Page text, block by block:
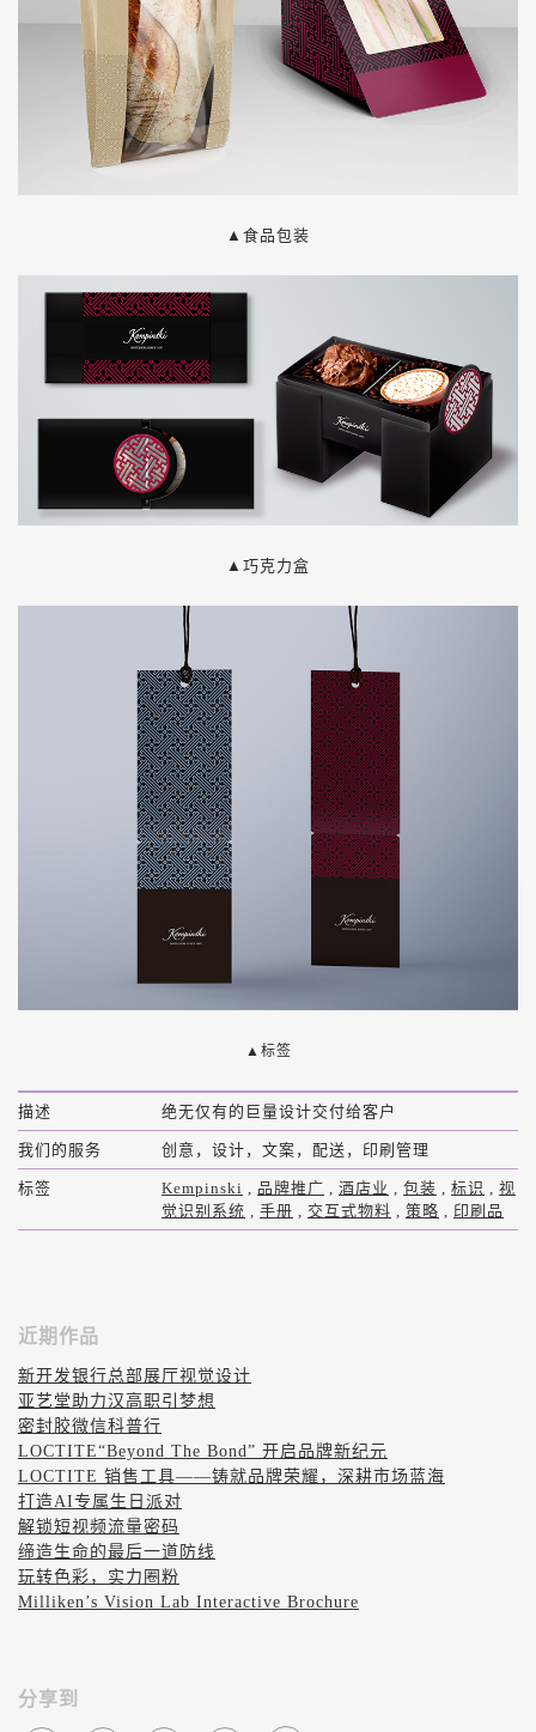
▲食品包装
▲巧克力盒
▲ 标签
描述 绝无仅有的巨量设计交付给客户
我们的服务 创意，设计，文案，配送，印刷管理
标签 Kempinski 品牌推广 酒店业 包装 标识
视
觉识别系统
手册 交互式物料 策略 印刷品
近期作品
新开发银行总部展厅视觉设计
亚艺堂助力汉高职引梦想
密封胶微信科普行
LOCTITE“Beyond The Bond” 开启品牌新纪元
LOCTITE 销售工具——铸就品牌荣耀，深耕市场蓝海
打造AI专属生日派对
解锁短视频流量密码
缔造生命的最后一道防线
玩转色彩，实力圈粉
Milliken’s Vision Lab Interactive Brochure
分享到